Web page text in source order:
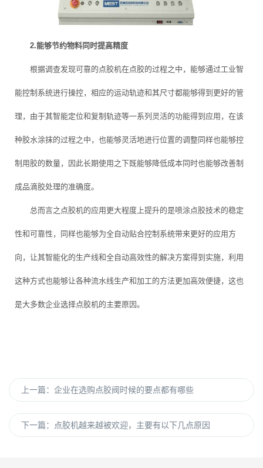
2.能够节约物料同时提高精度
根据调查发现可靠的点胶机在点胶的过程之中，能够通过工业智
能控制系统进行操控，相应的运动轨迹和其尺寸都能够得到更好的管
理，由于其智能定位和复制轨迹等一系列灵活的功能得到应用，在该
种胶水涂抹的过程之中，也能够灵活地进行位置的调整同样也能够控
制用胶的数量，因此长期使用之下既能够降低成本同时也能够改善制
成品滴胶处理的准确度。
总而言之点胶机的应用更大程度上提升的是喷涂点胶技术的稳定
性和可靠性，同样也能够为全自动贴合控制系统带来更好的应用方
向，让其智能化的生产线和全自动高效性的解决方案得到实施，利用
这种方式也能够让各种流水线生产和加工的方法更加高效便捷，这也
是大多数企业选择点胶机的主要原因。
上一篇： 企业在选购点胶阀时候的要点都有哪些
下一篇： 点胶机越来越被欢迎，主要有以下几点原因